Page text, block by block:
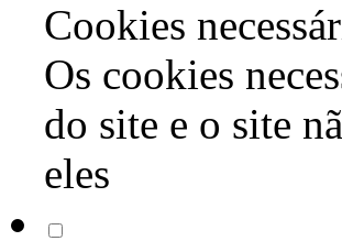
Cookies
Os cookies
do site e o site
eles